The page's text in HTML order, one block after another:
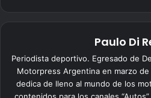
Paulo Di
Periodista deportivo. Egresado de
Motorpress Argentina en marzo
dedica de lleno al mundo de los